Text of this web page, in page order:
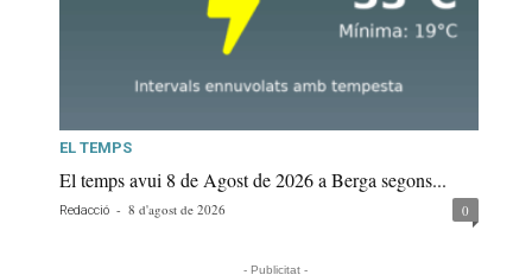
EL TEMPS
El temps avui 8 de Agost de 2026 a Berga segons...
Redacció - 8 d'agost de 2026 0
- Publicitat -